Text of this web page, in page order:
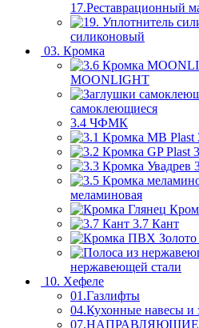
17.Реставрационный
силиконовый
03. Кромка
MOONLIGHT
самоклеющиеся
3.4 ЧФМК
меламиновая
3.7 Кант
нержавеющей стали
10. Хефеле
01.Газлифты
04.Кухонные навесы и
07.НАПРАВЛЯЮЩИЕ